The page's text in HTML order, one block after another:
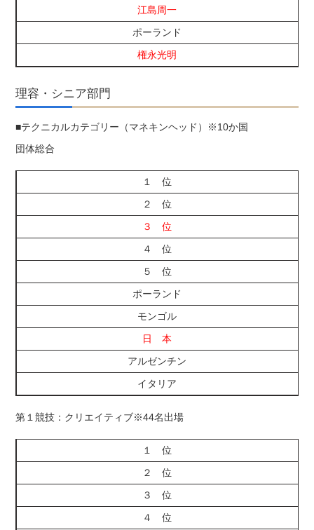
江島周一
ポーランド
権永光明
理容・シニア部門
■テクニカルカテゴリー（マネキンヘッド）※10か国
団体総合
１ 位
２ 位
３ 位
４ 位
５ 位
ポーランド
モンゴル
日 本
アルゼンチン
イタリア
第１競技：クリエイティブ※44名出場
１ 位
２ 位
３ 位
４ 位